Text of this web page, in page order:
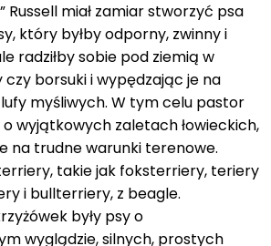
Russell miał zamiar stworzyć psa
który byłby odporny, zwinny i
radziłby sobie pod ziemią w
czy borsuki i wypędzając je na
myśliwych. W tym celu pastor
o wyjątkowych zaletach łowieckich,
na trudne warunki terenowe.
takie jak foksterriery, teriery
i bullterriery, z beagle.
były psy o
wyglądzie, silnych, prostych